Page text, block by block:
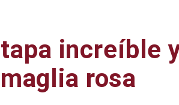
increíble
rosa